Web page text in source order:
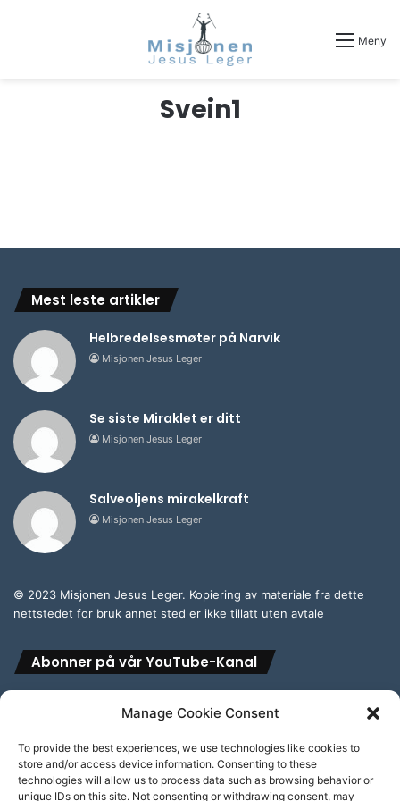
Manage Cookie Consent
To provide the best experiences, we use technologies like cookies to
store and/or access device information. Consenting to these
technologies will allow us to process data such as browsing behavior or
unique IDs on this site. Not consenting or withdrawing consent, may
Meny
Svein1
Mest leste artikler
Helbredelsesmøter på Narvik
Misjonen Jesus Leger
Se siste Miraklet er ditt
Misjonen Jesus Leger
Salveoljens mirakelkraft
Misjonen Jesus Leger
© 2023 Misjonen Jesus Leger. Kopiering av materiale fra dette
nettstedet for bruk annet sted er ikke tillatt uten avtale
Abonner på vår YouTube-Kanal
Abonner på vår engelske YouTube-Kanal